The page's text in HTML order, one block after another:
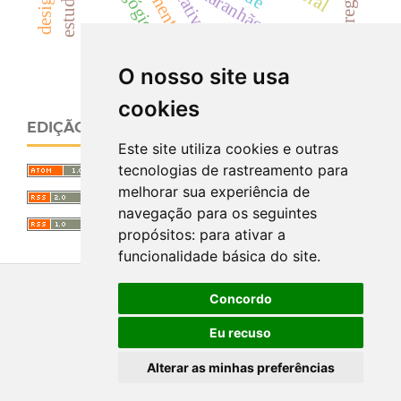
O nosso site usa
cookies
Este site utiliza cookies e outras
tecnologias de rastreamento para
melhorar sua experiência de
navegação para os seguintes
propósitos: para ativar a
funcionalidade básica do site.
Concordo
Eu recuso
Alterar as minhas preferências
EDIÇÃO ATUAL